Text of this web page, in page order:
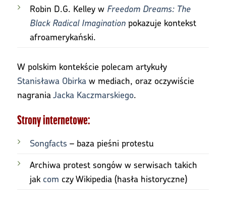
Robin D.G. Kelley w Freedom Dreams: The
Black Radical Imagination pokazuje kontekst
afroamerykański.
W polskim kontekście polecam artykuły
Stanisława Obirka w mediach, oraz oczywiście
nagraniaJacka Kaczmarskiego.
Strony internetowe:
Songfacts – baza pieśni protestu
Archiwa protest songów w serwisach takich
jak com czy Wikipedia (hasła historyczne)